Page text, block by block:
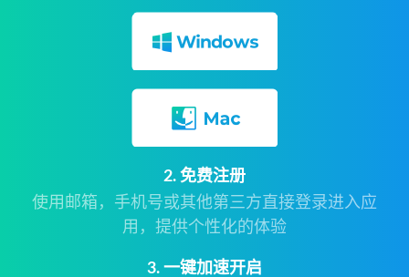
2. 免费注册
使用邮箱，手机号或其他第三方直接登录进入应
用，提供个性化的体验
3. 一键加速开启